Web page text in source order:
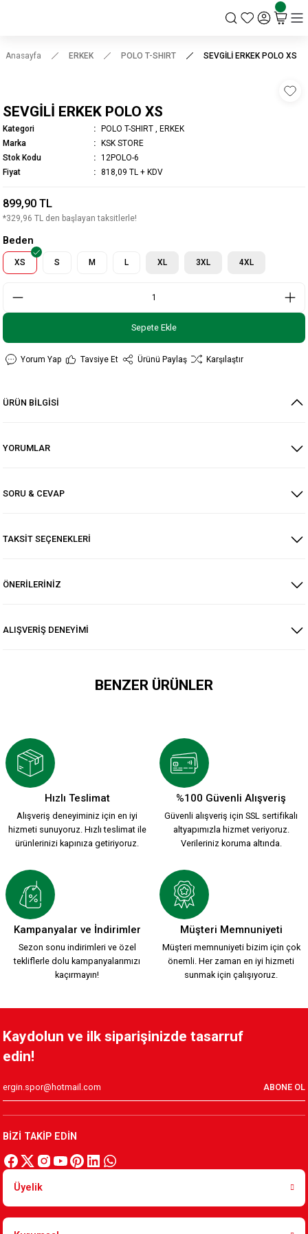
Anasayfa ERKEK POLO T-SHIRT SEVGİLİ ERKEK POLO XS
SEVGİLİ ERKEK POLO XS
Kategori POLO T-SHIRT
ERKEK
Marka
KSK STORE
Stok Kodu
12POLO-6
Fiyat
818,09 TL + KDV
899,90 TL
*329,96 TL den başlayan taksitlerle!
Beden
XS S M L XL 3XL 4XL
Sepete Ekle
Yorum Yap Tavsiye Et Ürünü Paylaş Karşılaştır
ÜRÜN BİLGİSİ
YORUMLAR
SORU & CEVAP
TAKSİT SEÇENEKLERİ
ÖNERİLERİNİZ
ALIŞVERİŞ DENEYİMİ
BENZER ÜRÜNLER
2.000,00 TL
KSK POLO YAKA T-SHIRT K.
1.000,00 TL
KSK POLO YAKA T-SHIRT Y.
1.000,00 TL
HUMMEL LINE FUNCTIONAL POLO S.
1.299,90 TL
HUMMEL LINE FUNCTIONAL POLO K.
1.299,90 TL
Hızlı Teslimat
Alışveriş deneyiminiz için en iyi
hizmeti sunuyoruz. Hızlı teslimat ile
ürünlerinizi kapınıza getiriyoruz.
%100 Güvenli Alışveriş
Güvenli alışveriş için SSL sertifikalı
altyapımızla hizmet veriyoruz.
Verileriniz koruma altında.
Kampanyalar ve İndirimler
Sezon sonu indirimleri ve özel
tekliflerle dolu kampanyalarımızı
kaçırmayın!
Müşteri Memnuniyeti
Müşteri memnuniyeti bizim için çok
önemli. Her zaman en iyi hizmeti
sunmak için çalışıyoruz.
Kaydolun ve ilk siparişinizde tasarruf
edin!
ABONE OL
BİZİ TAKİP EDİN
Üyelik